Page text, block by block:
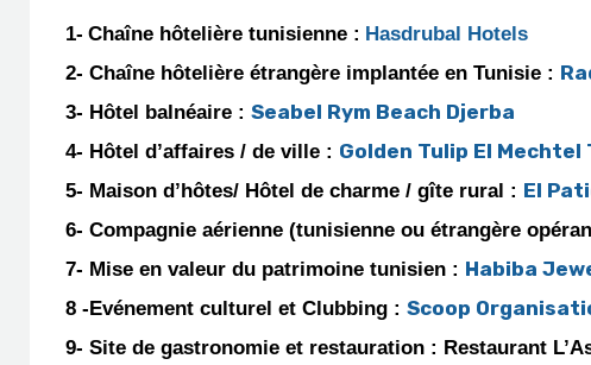
1- Chaîne hôtelière tunisienne : Hasdrubal Hotels
2- Chaîne hôtelière étrangère implantée en Tunisie :
3- Hôtel balnéaire : Seabel Rym Beach Djerba
4- Hôtel d’affaires / de ville : Golden Tulip El Mechtel
5- Maison d’hôtes/ Hôtel de charme / gîte rural : El
6- Compagnie aérienne (tunisienne ou étrangère
7- Mise en valeur du patrimoine tunisien : Habiba
8 -Evénement culturel et Clubbing : Scoop
9- Site de gastronomie et restauration : Restaurant